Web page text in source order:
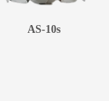
AS-10s